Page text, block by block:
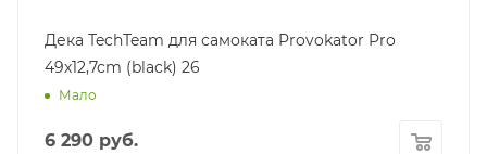
Дека TechTeam для самоката Provokator Pro
49x12,7cm (black) 26
Мало
6 290 руб.